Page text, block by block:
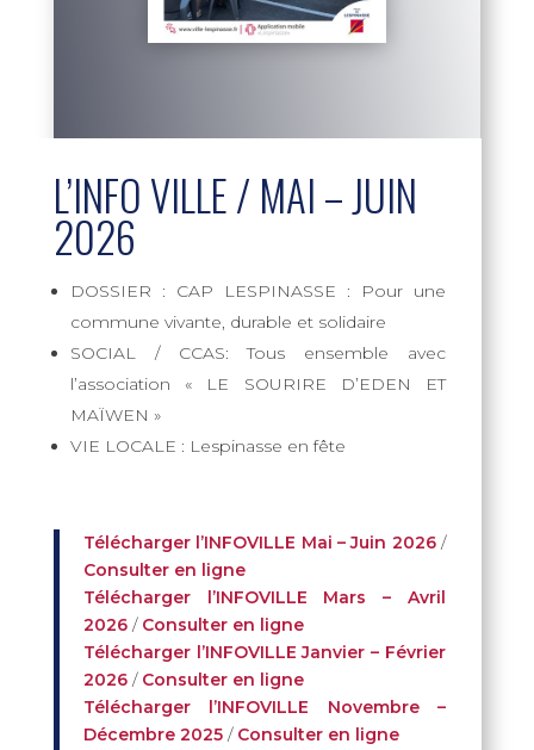
L’INFO VILLE / MAI – JUIN
2026
DOSSIER : CAP LESPINASSE : Pour une
commune vivante, durable et solidaire
SOCIAL / CCAS: Tous ensemble avec
l’association « LE SOURIRE D’EDEN ET
MAÏWEN »
VIE LOCALE : Lespinasse en fête
Télécharger l’INFOVILLE Mai – Juin 2026 /
Consulter en ligne
Télécharger l’INFOVILLE Mars – Avril
2026 / Consulter en ligne
Télécharger l’INFOVILLE Janvier – Février
2026 / Consulter en ligne
Télécharger l’INFOVILLE Novembre –
Décembre 2025 / Consulter en ligne